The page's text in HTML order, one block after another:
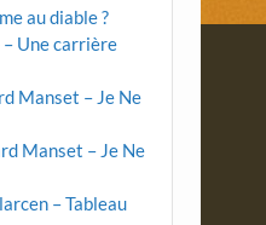
au diable ?
– Une carrière
Manset – Je Ne
Manset – Je Ne
– Tableau